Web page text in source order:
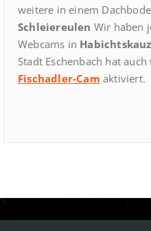
weitere in einem
Schleiereulen Wir haben
Webcams in
Stadt Eschenbach hat
Fischadler-Cam aktiviert.